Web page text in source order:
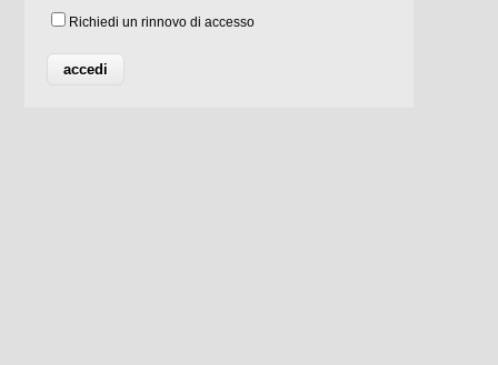
Richiedi un rinnovo di accesso